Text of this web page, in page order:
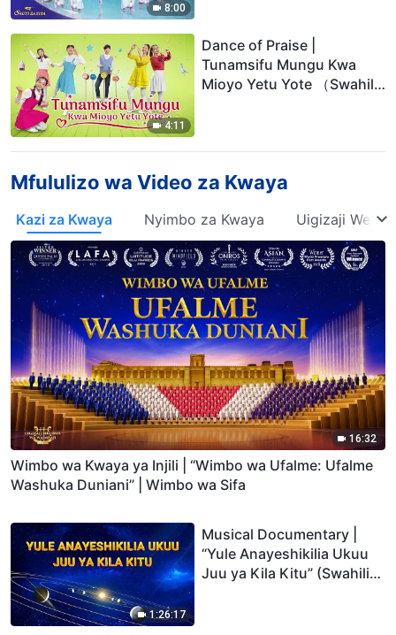
8:00
4:11
Dance of Praise |
Tunamsifu Mungu Kwa
Mioyo Yetu Yote （Swahili
Mfululizo wa Video za Kwaya
Kazi za Kwaya Nyimbo za Kwaya Uigizaji
16:32
Wimbo wa Kwaya ya Injili | “Wimbo wa Ufalme: Ufalme
Washuka Duniani” | Wimbo wa Sifa
1:26:17
Musical Documentary |
“Yule Anayeshikilia Ukuu
Juu ya Kila Kitu” (Swahili